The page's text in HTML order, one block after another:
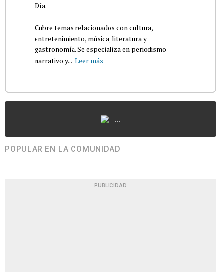
Día.
Cubre temas relacionados con cultura,
entretenimiento, música, literatura y
gastronomía. Se especializa en periodismo
narrativo y... Leer más
...
POPULAR EN LA COMUNIDAD
PUBLICIDAD